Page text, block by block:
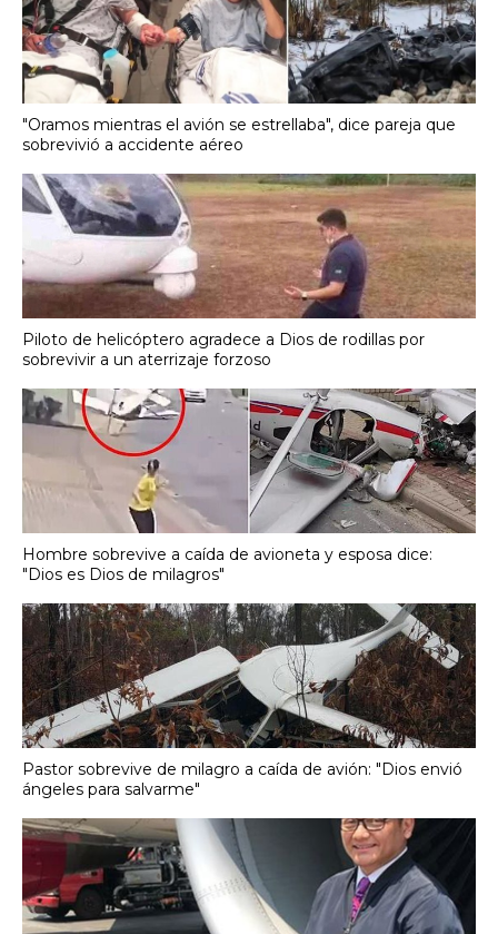
"Oramos mientras el avión se estrellaba", dice pareja que
sobrevivió a accidente aéreo
Piloto de helicóptero agradece a Dios de rodillas por
sobrevivir a un aterrizaje forzoso
Hombre sobrevive a caída de avioneta y esposa dice:
"Dios es Dios de milagros"
Pastor sobrevive de milagro a caída de avión: "Dios envió
ángeles para salvarme"